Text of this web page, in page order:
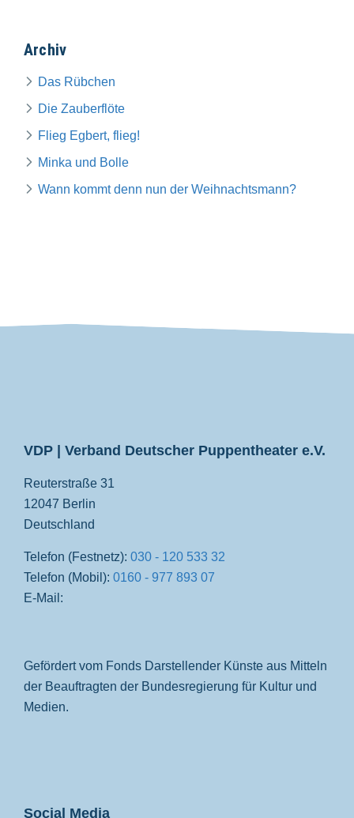
Archiv
Das Rübchen
Die Zauberflöte
Flieg Egbert, flieg!
Minka und Bolle
Wann kommt denn nun der Weihnachtsmann?
VDP | Verband Deutscher Puppentheater e.V.
Reuterstraße 31
12047 Berlin
Deutschland
Telefon (Festnetz): 030 - 120 533 32
Telefon (Mobil): 0160 - 977 893 07
E-Mail:
Gefördert vom Fonds Darstellender Künste aus Mitteln
der Beauftragten der Bundesregierung für Kultur und
Medien.
Social Media